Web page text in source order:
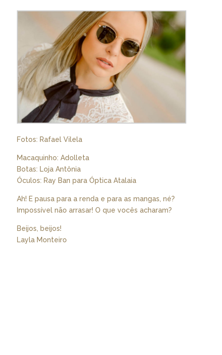
Fotos: Rafael Vilela
Macaquinho: Adolleta
Botas: Loja Antônia
Óculos: Ray Ban para Óptica Atalaia
Ah! E pausa para a renda e para as mangas, né?
Impossível não arrasar! O que vocês acharam?
Beijos, beijos!
Layla Monteiro